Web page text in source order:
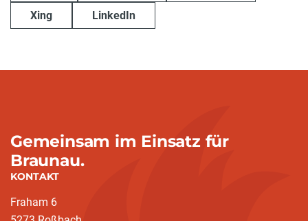
Xing LinkedIn
Gemeinsam im Einsatz für
Braunau.
KONTAKT
Fraham 6